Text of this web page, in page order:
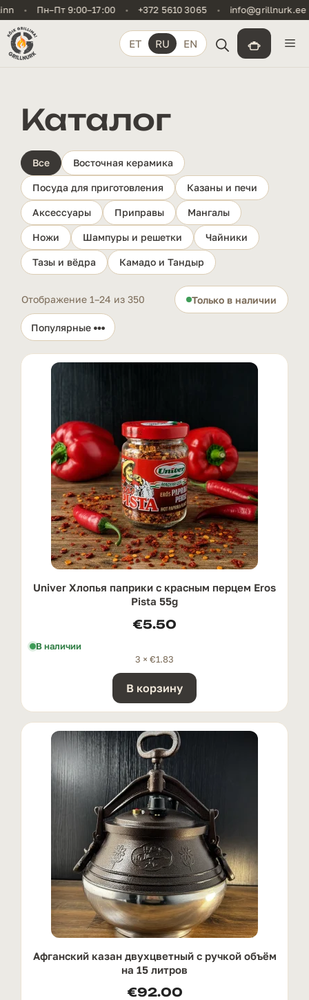
Перейти
содержимому
• Пн–Пт 9:00–17:00 • +372 5610 3065 • info@grillnurk.ee •
ET RU EN
Каталог
Все Восточная керамика
Посуда для приготовления Казаны и печи
Аксессуары Приправы Мангалы
Ножи Шампуры и решетки Чайники
Тазы и вёдра Камадо и Тандыр
Отображение 1–24 из 350 Только в наличии
Univer Хлопья паприки с красным перцем Eros
Pista 55g
€5.50
В наличии
3 × €1.83
В корзину
Афганский казан двухцветный с ручкой oбъём
на 15 литров
€92.00